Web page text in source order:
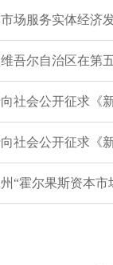
场服务实体经济
吾尔自治区在第
社会公开征求《
社会公开征求《
“霍尔果斯资本